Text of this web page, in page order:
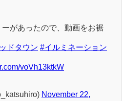
があったので、動画をお裾
ドタウン #イルミネーション
voVh13ktkW
November 22,